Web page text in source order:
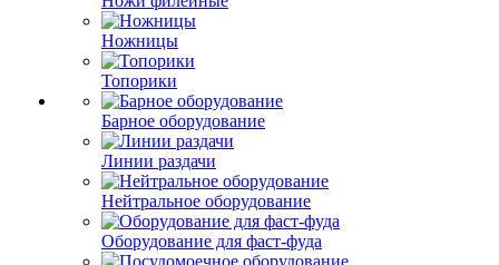
Ножницы
Топорики
Барное оборудование
Линии раздачи
Нейтральное оборудование
Оборудование для фаст-фуда